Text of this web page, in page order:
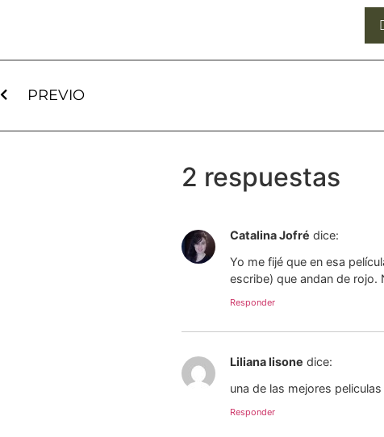
PREVIO
2 respuestas
Catalina Jofré dice:
Yo me fijé que en esa
escribe) que andan de rojo.
Responder
Liliana lisone dice:
una de las mejores
Responder